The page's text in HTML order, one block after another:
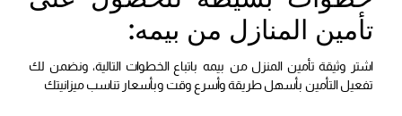
تأمين المنازل من بيمه:
اشتر وثيقة تأمين المنزل من بيمه باتباع الخطوات التالية، ونضمن لك
تفعيل التأمين بأسهل طريقة وأسرع وقت وبأسعار تناسب ميزانيتك